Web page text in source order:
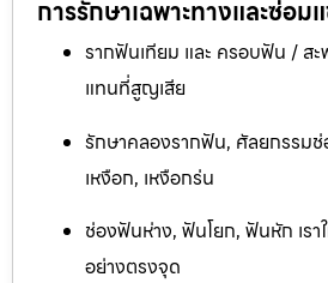
การรักษาเฉพาะทางและซ่อม
รากฟันเทียม และ ครอบฟัน / ส
แทนที่สูญเสีย
รักษาคลองรากฟัน, ศัลยกรรมช่
เหงือก, เหงือกร่น
ช่องฟันห่าง, ฟันโยก, ฟันหัก เรา
อย่างตรงจุด